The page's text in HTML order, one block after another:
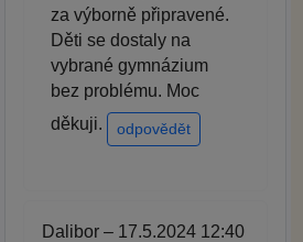
za výborně připravené.
Děti se dostaly na
vybrané gymnázium
bez problému. Moc
děkuji.
odpovědět
Dalibor – 17.5.2024 12:40